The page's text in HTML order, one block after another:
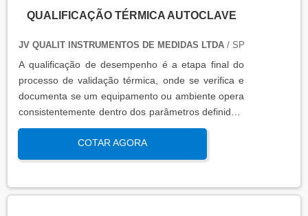
QUALIFICAÇÃO TÉRMICA AUTOCLAVE
JV QUALIT INSTRUMENTOS DE MEDIDAS LTDA/ SP
A qualificação de desempenho é a etapa final do
processo de validação térmica, onde se verifica e
documenta se um equipamento ou ambiente opera
consistentemente dentro dos parâmetros definidos,
sob condições reais de uso. Esta qualificação
assegura que os processos atendem aos requisitos
regulatórios e de qualidade, garantindo segurança
COTAR AGORA